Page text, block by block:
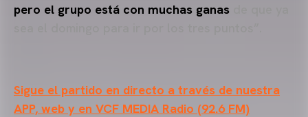
pero el grupo está con muchas ganas
Sigue el partido en directo a través de nuestra
APP, web y en VCF MEDIA Radio (92.6 FM)